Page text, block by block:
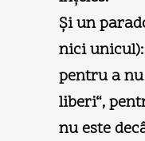
Şi un
nici
pentru a
liberi“,
nu este